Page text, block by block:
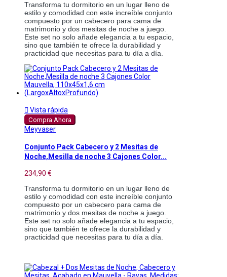
Transforma tu dormitorio en un lugar lleno de
estilo y comodidad con este increíble conjunto
compuesto por un cabecero para cama de
matrimonio y dos mesitas de noche a juego.
Este set no solo añade elegancia a tu espacio,
sino que también te ofrece la durabilidad y
practicidad que necesitas para tu día a día.
 Vista rápida
Compra Ahora
Meyvaser
Conjunto Pack Cabecero y 2 Mesitas de
Noche,Mesilla de noche 3 Cajones Color...
234,90 €
Transforma tu dormitorio en un lugar lleno de
estilo y comodidad con este increíble conjunto
compuesto por un cabecero para cama de
matrimonio y dos mesitas de noche a juego.
Este set no solo añade elegancia a tu espacio,
sino que también te ofrece la durabilidad y
practicidad que necesitas para tu día a día.